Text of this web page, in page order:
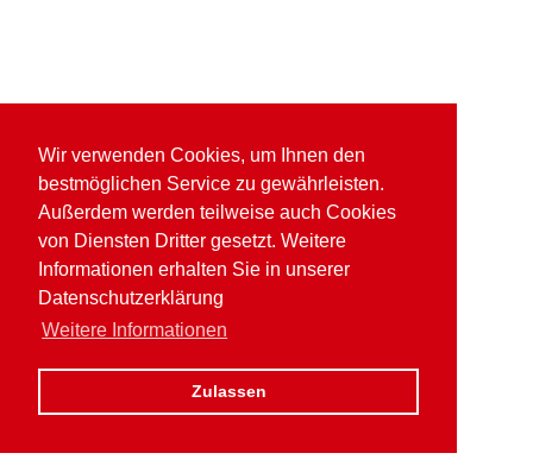
Wir verwenden Cookies, um Ihnen den
bestmöglichen Service zu gewährleisten.
Außerdem werden teilweise auch Cookies
von Diensten Dritter gesetzt. Weitere
Informationen erhalten Sie in unserer
Datenschutzerklärung
Weitere Informationen
Zulassen